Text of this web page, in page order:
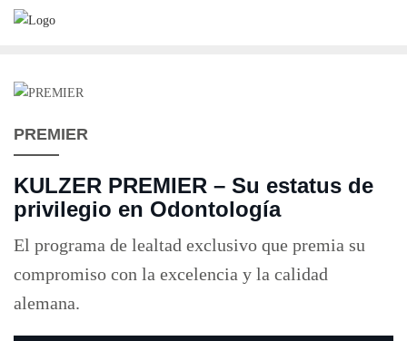
Saltar
PREMIER
KULZER PREMIER – Su estatus de
privilegio en Odontología
El programa de lealtad exclusivo que premia su
compromiso con la excelencia y la calidad
alemana.